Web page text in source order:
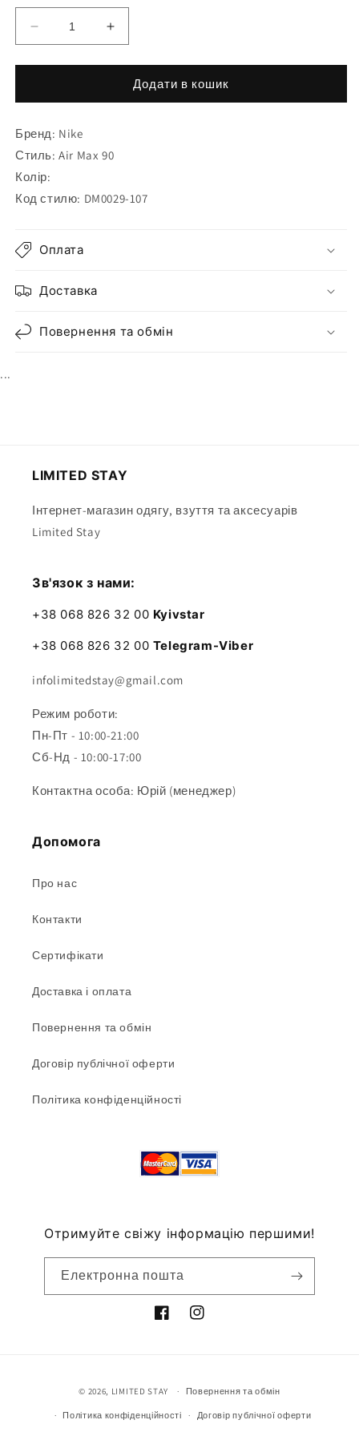
Зменшити
кількість
для
Nike
Max
90
107
Збільшити
кількість
для
Кросівки
Nike
90
Додати в кошик
Бренд: Nike
Стиль: Air Max 90
Колір:
Код стилю: DM0029-107
Оплата
Доставка
Повернення та обмін
...
LIMITED STAY
Інтернет-магазин одягу, взуття та аксесуарів
Limited Stay
Зв'язок з нами:
+38 068 826 32 00 Kyivstar
+38 068 826 32 00 Telegram-Viber
infolimitedstay@gmail.com
Режим роботи:
Пн-Пт - 10:00-21:00
Сб-Нд - 10:00-17:00
Контактна особа: Юрій (менеджер)
Допомога
Про нас
Контакти
Сертифікати
Доставка і оплата
Повернення та обмін
Договір публічної оферти
Політика конфіденційності
Отримуйте свіжу інформацію першими!
Електронна пошта
оплати
© 2026, LIMITED STAY Повернення та обмін
Політика конфіденційності Договір публічної оферти